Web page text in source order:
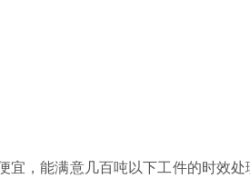
宜，能满意几百吨以下工件的时效